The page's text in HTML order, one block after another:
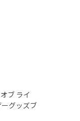
ブ ライ
グッズブ